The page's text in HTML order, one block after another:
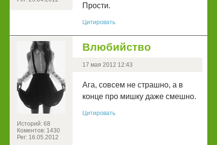
Прости.
Цитировать
Историй: 68
Коментов: 1430
Рег: 16.05.2012
Влюбийство
17 мая 2012 12:43
Ага, совсем не страшно, а в
конце про мишку даже смешно.
Цитировать